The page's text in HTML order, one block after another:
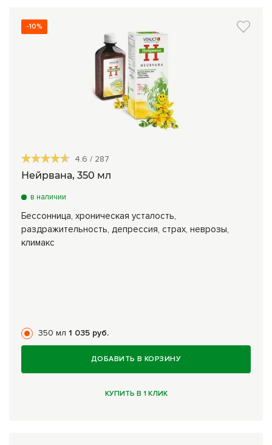
-10%
4.6 / 287
Нейрвана, 350 мл
в наличии
Бессонница, хроническая усталость,
раздражительность, депрессия, страх, неврозы,
климакс
350 мл 1 035 руб.
ДОБАВИТЬ В КОРЗИНУ
КУПИТЬ В 1 КЛИК